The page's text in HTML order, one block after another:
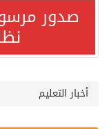
صدور
أخبار التعليم